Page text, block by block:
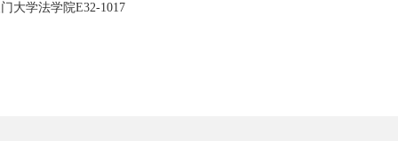
大学法学院E32-1017